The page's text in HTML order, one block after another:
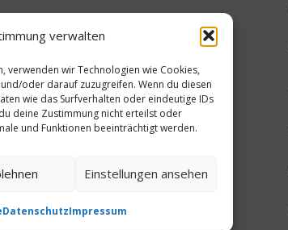
verwalten
verwenden wir Technologien wie Cookies,
oder darauf zuzugreifen. Wenn du diesen
wie das Surfverhalten oder eindeutige IDs
deine Zustimmung nicht erteilst oder
und Funktionen beeinträchtigt werden.
Einstellungen ansehen
DatenschutzImpressum